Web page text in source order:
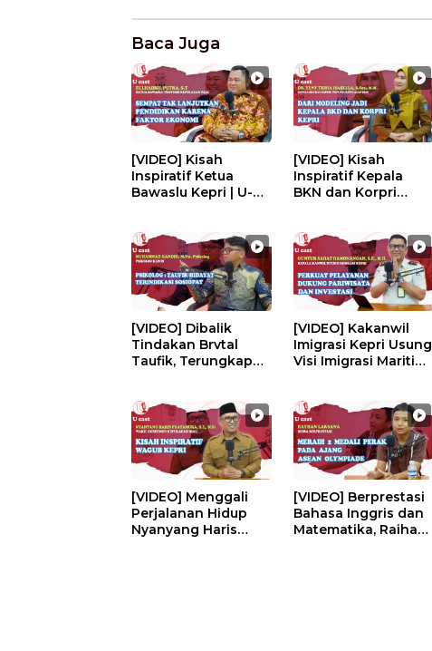
Baca Juga
[VIDEO] Kisah
Inspiratif Ketua
Bawaslu Kepri | U-
[VIDEO] Kisah
Inspiratif Kepala
BKN dan Korpri
[VIDEO] Dibalik
Tindakan Brvtal
Taufik, Terungkap
#EPS 245
[VIDEO] Kakanwil
Imigrasi Kepri Usung
Visi Imigrasi Maritim
[VIDEO] Menggali
Perjalanan Hidup
Nyanyang Haris
[VIDEO] Berprestasi
Bahasa Inggris dan
Matematika, Raihan